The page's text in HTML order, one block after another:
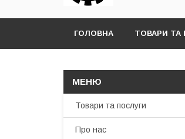
ГОЛОВНА ТОВАРИ ТА
Товари та послуги
Про нас